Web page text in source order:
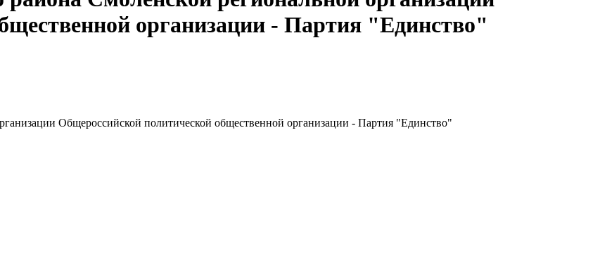
организации - Партия "Единство"
Общероссийской политической общественной организации - Партия "Единство"